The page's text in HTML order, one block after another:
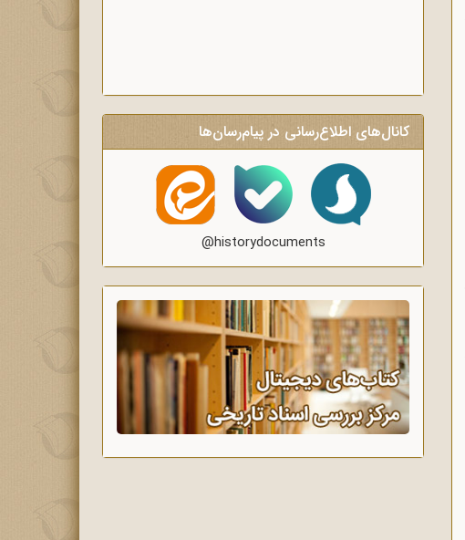
کانال‌های اطلاع‌رسانی در پیام‌رسان‌ها
@historydocuments